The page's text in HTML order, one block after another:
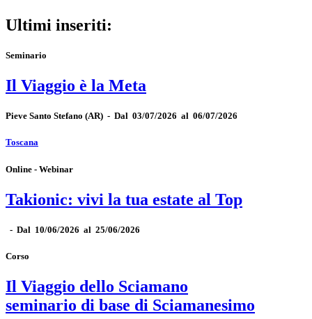
Ultimi inseriti:
Seminario
Il Viaggio è la Meta
Pieve Santo Stefano (AR) - Dal 03/07/2026 al 06/07/2026
Toscana
Online - Webinar
Takionic: vivi la tua estate al Top
- Dal 10/06/2026 al 25/06/2026
Corso
Il Viaggio dello Sciamano
seminario di base di Sciamanesimo